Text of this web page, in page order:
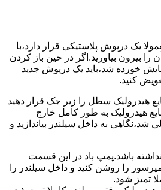
یک درپوش پلاستیکی قرار دارد،با
بیرون بیاورید.اگر در حین باز کردن
خورده شد،باید یک درپوش جدید
کنید.
هیدرولیک سطل را زیر جک قرار دهید
هیدرولیک به طور کامل خارج
شد،نگاهی به داخل سیلندر بیاندازید و
باشد.پمپ باد در این قسمت
را روشن کنید و داخل سیلندر را
تمیز شود.